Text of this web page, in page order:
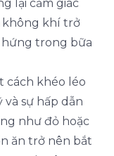
lại cảm giác
khí trở
hứng trong bữa
cách khéo léo
sự hấp dẫn
như đỏ hoặc
ăn trở nên bắt